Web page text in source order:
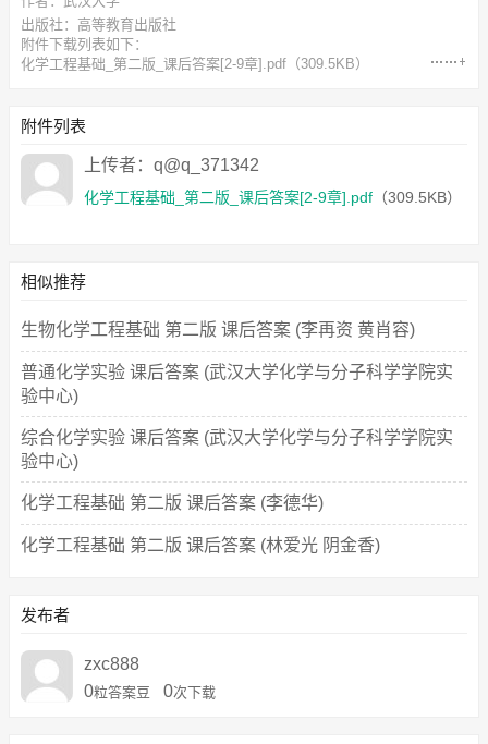
出版社：高等教育出版社
附件下载列表如下：
化学工程基础_第二版_课后答案[2-9章].pdf （309.5KB）
附件列表
上传者：q@q_371342
化学工程基础_第二版_课后答案[2-9章].pdf （309.5KB）
相似推荐
生物化学工程基础 第二版 课后答案 (李再资 黄肖容)
普通化学实验 课后答案 (武汉大学化学与分子科学学院实
验中心)
综合化学实验 课后答案 (武汉大学化学与分子科学学院实
验中心)
化学工程基础 第二版 课后答案 (李德华)
化学工程基础 第二版 课后答案 (林爱光 阴金香)
发布者
zxc888
0粒答案豆 0次下载